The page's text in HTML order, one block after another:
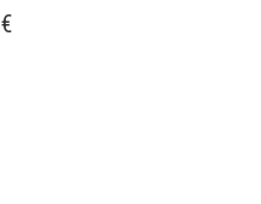
€EL